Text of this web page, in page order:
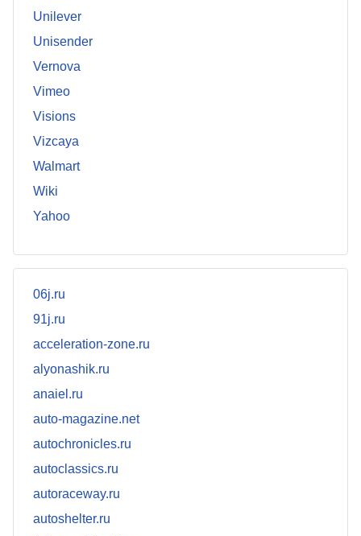
Unilever
Unisender
Vernova
Vimeo
Visions
Vizcaya
Walmart
Wiki
Yahoo
06j.ru
91j.ru
acceleration-zone.ru
alyonashik.ru
anaiel.ru
auto-magazine.net
autochronicles.ru
autoclassics.ru
autoraceway.ru
autoshelter.ru